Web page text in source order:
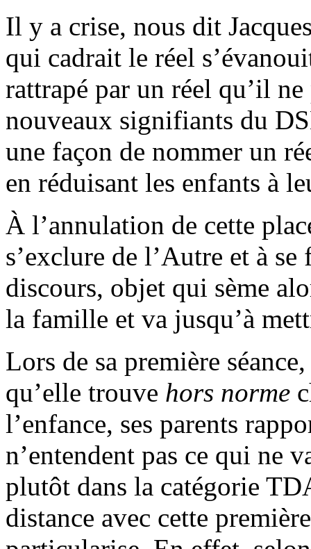
Il y a crise, nous dit
qui cadrait le réel
rattrapé par un réel qu’il
nouveaux signifiants du
une façon de nommer un
en réduisant les enfants à
À l’annulation de cette
s’exclure de l’Autre et à
discours, objet qui sème
la famille et va jusqu’à
Lors de sa première
qu’elle trouve hors norme
l’enfance, ses parents
n’entendent pas ce qui ne
plutôt dans la catégorie
distance avec cette